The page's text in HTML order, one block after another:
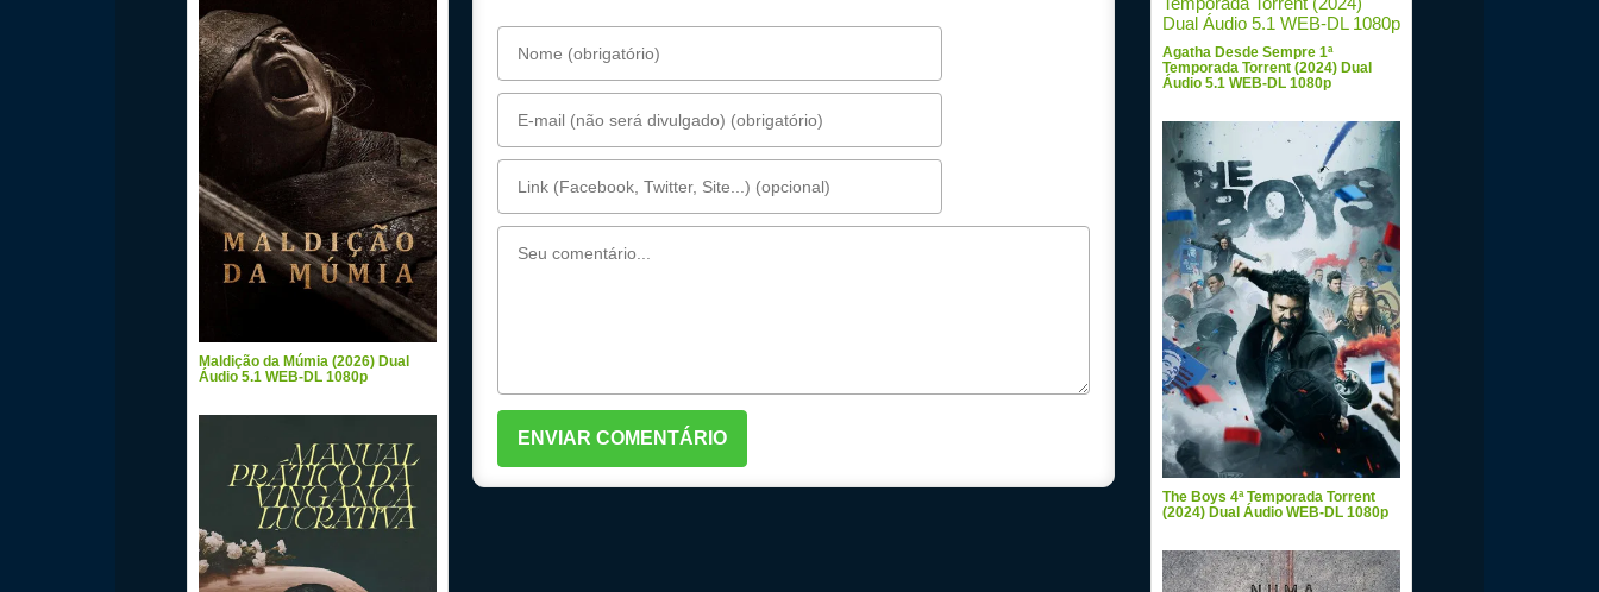
Maldição da Múmia (2026) Dual
Áudio 5.1 WEB-DL 1080p
Agatha Desde Sempre 1ª
Temporada Torrent (2024) Dual
Áudio 5.1 WEB-DL 1080p
The Boys 4ª Temporada Torrent
(2024) Dual Áudio WEB-DL 1080p